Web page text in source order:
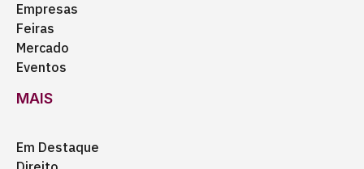
Empresas
Feiras
Mercado
Eventos
MAIS
Em Destaque